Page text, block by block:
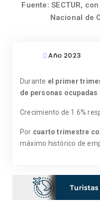
Fuente: SECTUR,
Nacional de
Año 2023
Durante el primer
de personas ocupadas
Crecimiento de 1.6%
Por cuarto trimestre
máximo histórico de